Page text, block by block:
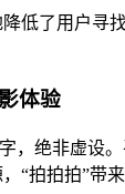
低了用户寻
体验
，绝非虚设
“拍拍拍”带